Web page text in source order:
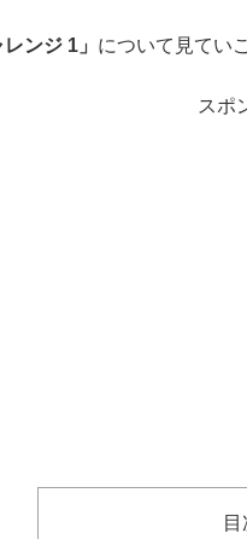
ンジ 1」 について見てい
スポ
目